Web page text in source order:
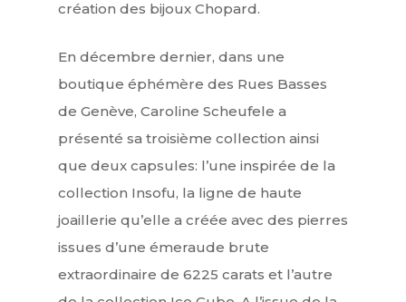
création des bijoux Chopard.
En décembre dernier, dans une
boutique éphémère des Rues Basses
de Genève, Caroline Scheufele a
présenté sa troisième collection ainsi
que deux capsules: l’une inspirée de la
collection Insofu, la ligne de haute
joaillerie qu’elle a créée avec des pierres
issues d’une émeraude brute
extraordinaire de 6225 carats et l’autre